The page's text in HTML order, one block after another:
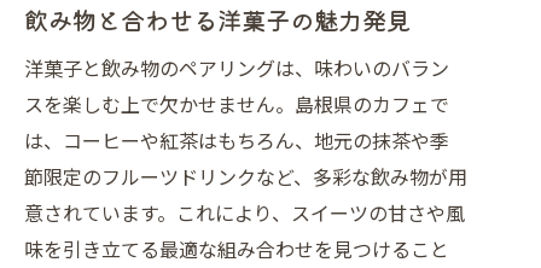
飲み物と合わせる洋菓子の魅力発見
洋菓子と飲み物のペアリングは、味わいのバラン
スを楽しむ上で欠かせません。島根県のカフェで
は、コーヒーや紅茶はもちろん、地元の抹茶や季
節限定のフルーツドリンクなど、多彩な飲み物が用
意されています。これにより、スイーツの甘さや風
味を引き立てる最適な組み合わせを見つけること